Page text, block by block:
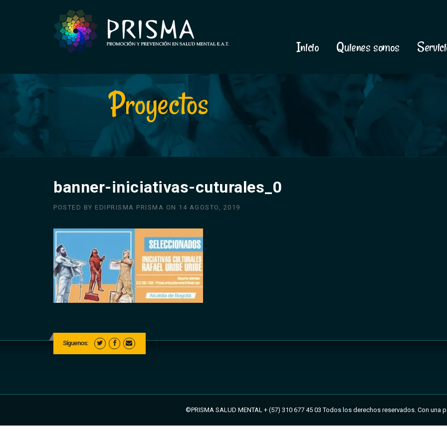
Inicio Quienes somos
Proyectos
banner-iniciativas-cuturales_0
POSTED BY EDIPRISMA PRISMA ON 14 AGOSTO, 2019
Síguenos:
©PRISMA SALUD MENTAL + (57) 310 677 45 03 Todos los derechos reservados. Con una